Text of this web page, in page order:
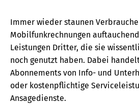
Immer wieder staunen
Mobilfunkrechnungen
Leistungen Dritter, die sie
noch genutzt haben. Dabei
Abonnements von Info- und
oder kostenpflichtige
Ansagedienste.